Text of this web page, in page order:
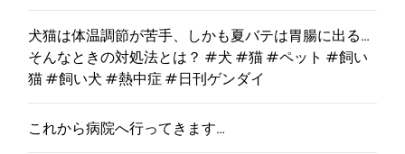
犬猫は体温調節が苦手、しかも夏バテは胃腸に出る…
そんなときの対処法とは？ #犬 #猫 #ペット #飼い
猫 #飼い犬 #熱中症 #日刊ゲンダイ
これから病院へ行ってきます…